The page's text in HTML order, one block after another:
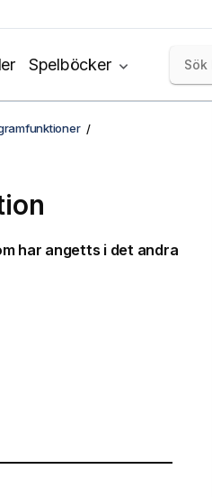
Spelböcker
har angetts i det andra